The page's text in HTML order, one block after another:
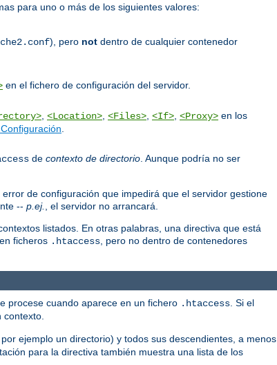
para uno o más de los siguientes valores:
), pero not dentro de cualquier contenedor
en el fichero de configuración del servidor.
<Location> <Files> <If> <Proxy> en los
de contexto de directorio . Aunque podría no ser
de configuración que impedirá que el servidor gestione
-- p.ej.
, el servidor no arrancará.
listados. En otras palabras, una directiva que está
ficheros .htaccess , pero no dentro de contenedores
procese cuando aparece en un fichero .htaccess. Si el
contexto.
ejemplo un directorio) y todos sus descendientes, a menos
para la directiva también muestra una lista de los